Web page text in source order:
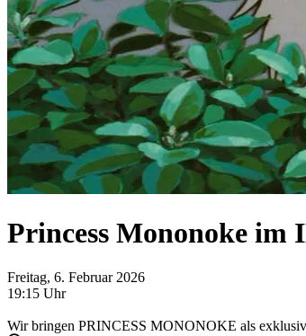
Princess Mononoke im
Freitag, 6. Februar 2026
19:15 Uhr
Wir bringen PRINCESS MONONOKE als